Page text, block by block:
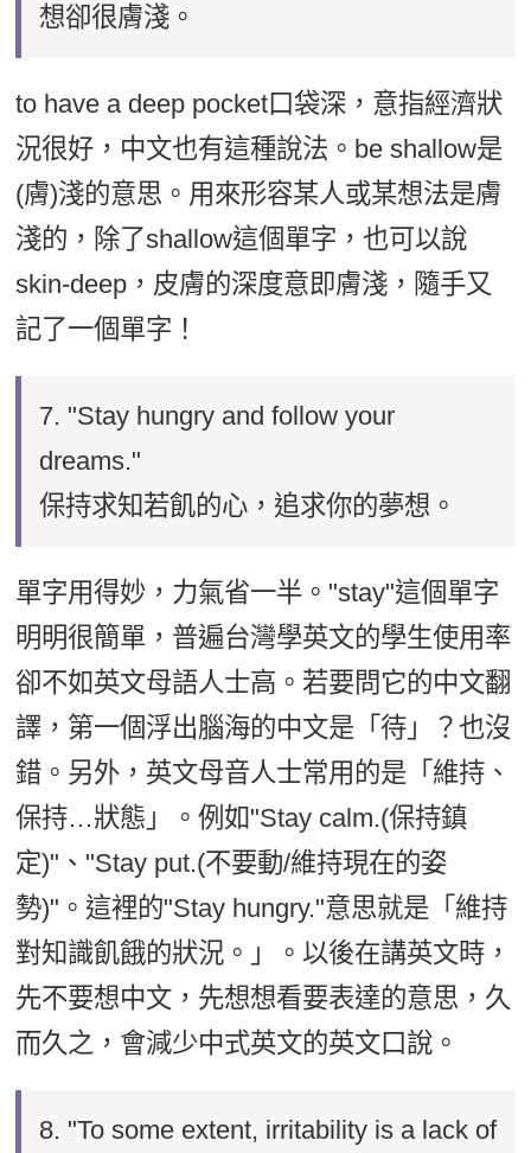
想卻很膚淺。
to have a deep pocket口袋深，意指經濟狀
況很好，中文也有這種說法。be shallow是
(膚)淺的意思。用來形容某人或某想法是膚
淺的，除了shallow這個單字，也可以說
skin-deep，皮膚的深度意即膚淺，隨手又
記了一個單字！
7. "Stay hungry and follow your
dreams."
保持求知若飢的心，追求你的夢想。
單字用得妙，力氣省一半。"stay"這個單字
明明很簡單，普遍台灣學英文的學生使用率
卻不如英文母語人士高。若要問它的中文翻
譯，第一個浮出腦海的中文是「待」？也沒
錯。另外，英文母音人士常用的是「維持、
保持…狀態」。例如"Stay calm.(保持鎮
定)"、"Stay put.(不要動/維持現在的姿
勢)"。這裡的"Stay hungry."意思就是「維持
對知識飢餓的狀況。」。以後在講英文時，
先不要想中文，先想想看要表達的意思，久
而久之，會減少中式英文的英文口說。
8. "To some extent, irritability is a lack of